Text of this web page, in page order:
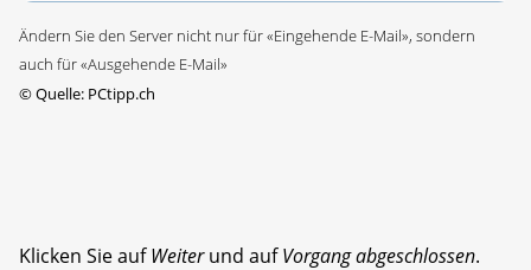
Ändern Sie den Server nicht nur für «Eingehende E-Mail», sondern
auch für «Ausgehende E-Mail»
©Quelle: PCtipp.ch
Klicken Sie aufWeiterund aufVorgang abgeschlossen.